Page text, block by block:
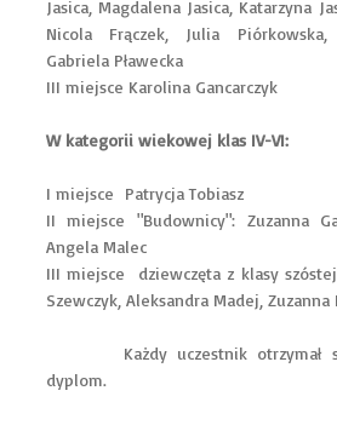
Jasica, Magdalena Jasica, Katarzyna
Nicola Frączek, Julia Piórkowska,
Gabriela Pławecka
III miejsce Karolina Gancarczyk
W kategorii wiekowej klas IV-VI:
I miejsce Patrycja Tobiasz
II miejsce "Budownicy": Zuzanna
Angela Malec
III miejsce dziewczęta z klasy
Szewczyk, Aleksandra Madej, Zuzanna
Każdy uczestnik otrzymał
dyplom.